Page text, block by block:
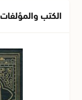
الكتب والمؤلفات